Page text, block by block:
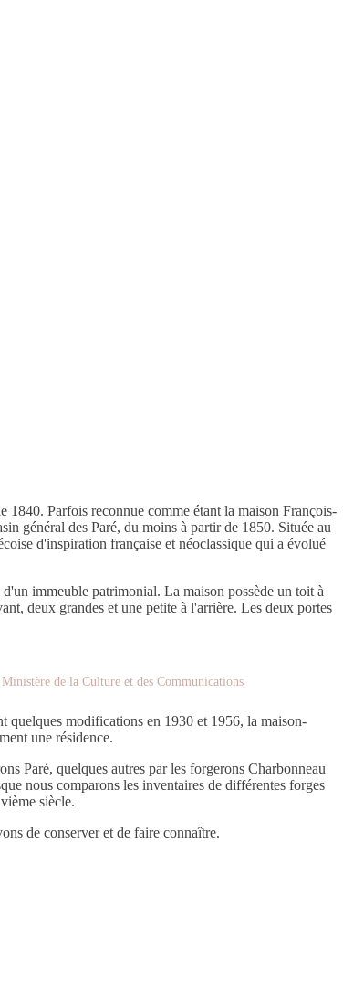
1840. Parfois reconnue comme étant la maison François-
général des Paré, du moins à partir de 1850. Située au
d'inspiration française et néoclassique qui a évolué
immeuble patrimonial. La maison possède un toit à
deux grandes et une petite à l'arrière. Les deux portes
de la Culture et des Communications
quelques modifications en 1930 et 1956, la maison-
une résidence.
Paré, quelques autres par les forgerons Charbonneau
nous comparons les inventaires de différentes forges
siècle.
de conserver et de faire connaître.